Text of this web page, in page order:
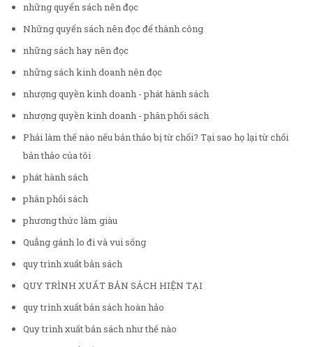
những quyển sách nên đọc
Những quyển sách nên đọc để thành công
những sách hay nên đọc
những sách kinh doanh nên đọc
nhượng quyền kinh doanh - phát hành sách
nhượng quyền kinh doanh - phân phối sách
Phải làm thế nào nếu bản thảo bị từ chối? Tại sao họ lại từ chối
bản thảo của tôi
phát hành sách
phân phối sách
phương thức làm giàu
Quẳng gánh lo đi và vui sống
quy trình xuất bản sách
QUY TRÌNH XUẤT BẢN SÁCH HIỆN TẠI
quy trình xuất bản sách hoàn hảo
Quy trình xuất bản sách như thế nào